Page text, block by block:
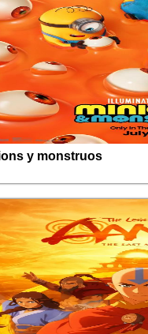
y monstruos